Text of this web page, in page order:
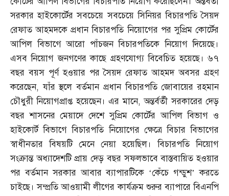
সরকার হাইকোর্টের সবচেয়ে সবচেয়ে সিনিয়র বিচারপতি সৈয়দ
রেফাত আহমদকে প্রধান বিচারপতি নিয়োগের পর সুপ্রিম কোর্টের
আপিল বিভাগে আরো পাঁচজন বিচারপতিকে নিয়োগ দিয়েছে।
এসব নিয়োগ জনগণের কাছে গ্রহণযোগ্য বিবেচিত হয়েছে। ৬৭
বছর বয়স পূর্ণ হওয়ার পর সৈয়দ রেফাত আহমদ অবসর গ্রহণ
করেছেন,যাঁর স্থলে বর্তমান প্রধান বিচারপতি জোবায়ের রহমান
চৌধুরী নিয়োগপ্রাপ্ত হয়েছেন। এর মানে,অন্তর্বর্তী সরকারের দেড়
বছর শাসনের মেয়াদে দেশে সুপ্রিম কোর্টের আপিল বিভাগ ও
হাইকোর্ট বিভাগে বিচারপতি নিয়োগের ক্ষেত্রে বিচার বিভাগের
স্বাধীনতার বিষয়টি মেনে নেয়া হয়েছিল। বিচারপতি নিয়োগ
সংক্রান্ত অধ্যাদেশটি প্রায় দেড় বছর সফলভাবে বাস্তবায়িত হওয়ার
পর বর্তমান সরকার আবার ব্যাপারটিকে ‘কেঁচে গন্ডুশ’ করতে
চাইছে। সম্প্রতি আওয়ামী লীগের কার্যক্রম শুরুর ব্যাপারে বিএনপি